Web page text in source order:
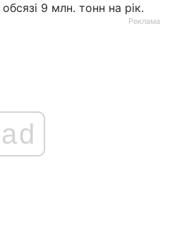
9 млн. тонн на рік.
Реклама
ad